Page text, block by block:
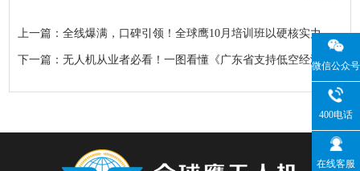
上一篇：全线爆满，口碑引领！全球鹰10月培训班以硬核实力再度引爆市场。这不仅是一次选择，更是一次双向的认可。下期开班火热报名中，等你来抢
下一篇：无人机从业者必看！一图看懂《广东省支持低空经济高质量发展若干措施》
微信公众号
400电话
在线客服